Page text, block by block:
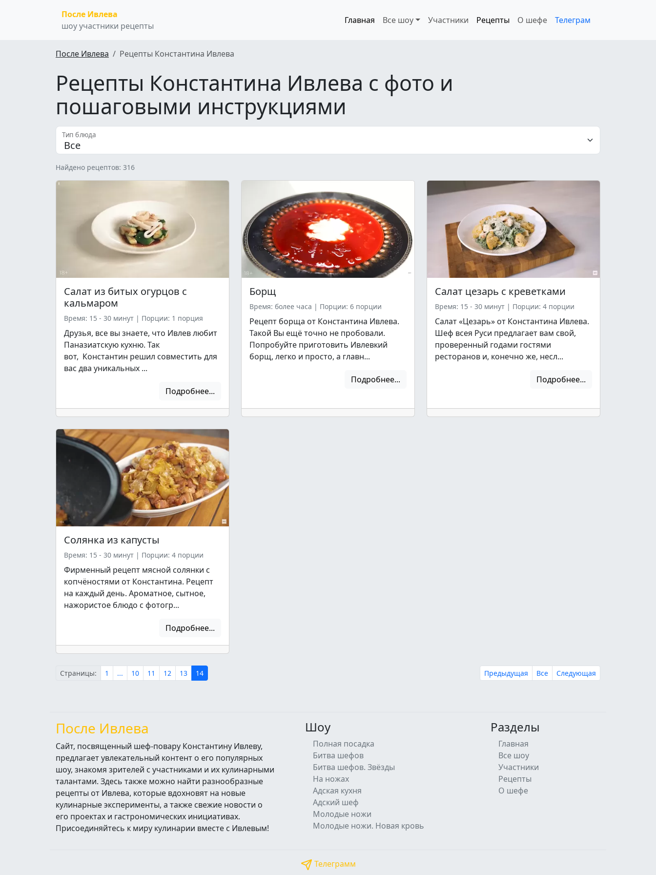
После Ивлева
шоу участники рецепты
Главная Все шоу Участники Рецепты О шефе Телеграм
После Ивлева Рецепты Константина Ивлева
Рецепты Константина Ивлева с фото и
пошаговыми инструкциями
Тип блюда
Найдено рецептов: 316
Салат из битых огурцов с
кальмаром
Время: 15 - 30 минут | Порции: 1 порция
Друзья, все вы знаете, что Ивлев любит
Паназиатскую кухню. Так
вот, Константин решил совместить для
вас два уникальных ...
Подробнее...
Борщ
Время: более часа | Порции: 6 порции
Рецепт борща от Константина Ивлева.
Такой Вы ещё точно не пробовали.
Попробуйте приготовить Ивлевкий
борщ, легко и просто, а главн...
Подробнее...
Салат цезарь с креветками
Время: 15 - 30 минут | Порции: 4 порции
Салат «Цезарь» от Константина Ивлева.
Шеф всея Руси предлагает вам свой,
проверенный годами гостями
ресторанов и, конечно же, несл...
Подробнее...
Солянка из капусты
Время: 15 - 30 минут | Порции: 4 порции
Фирменный рецепт мясной солянки с
копчёностями от Константина. Рецепт
на каждый день. Ароматное, сытное,
нажористое блюдо с фотогр...
Подробнее...
Страницы: 1 ... 10 11 12 13 14 Предыдущая Все Следующая
После Ивлева
Сайт, посвященный шеф-повару Константину Ивлеву,
предлагает увлекательный контент о его популярных
шоу, знакомя зрителей с участниками и их кулинарными
талантами. Здесь также можно найти разнообразные
рецепты от Ивлева, которые вдохновят на новые
кулинарные эксперименты, а также свежие новости о
его проектах и гастрономических инициативах.
Присоединяйтесь к миру кулинарии вместе с Ивлевым!
Шоу
Полная посадка
Битва шефов
Битва шефов. Звёзды
На ножах
Адская кухня
Адский шеф
Молодые ножи
Молодые ножи. Новая кровь
Разделы
Главная
Все шоу
Участники
Рецепты
О шефе
Телеграмм